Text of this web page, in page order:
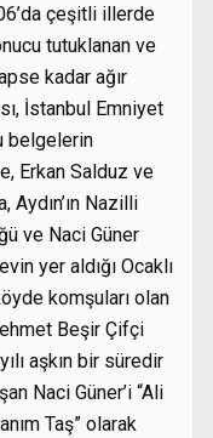
çeşitli illerde
tutuklanan ve
kadar ağır
İstanbul Emniyet
belgelerin
Erkan Salduz ve
Aydın’ın Nazilli
ve Naci Güner
yer aldığı Ocaklı
komşuları olan
Beşir Çifçi
aşkın bir süredir
Naci Güner’i “Ali
Taş” olarak